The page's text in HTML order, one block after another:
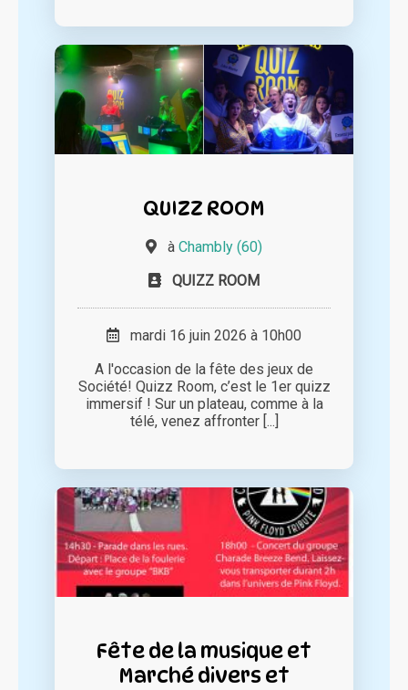
QUIZZ ROOM
à Chambly (60)
QUIZZ ROOM
mardi 16 juin 2026 à 10h00
A l'occasion de la fête des jeux de
Société! Quizz Room, c’est le 1er quizz
immersif ! Sur un plateau, comme à la
télé, venez affronter [...]
Fête de la musique et
Marché divers et